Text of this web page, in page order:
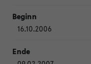
16.10.2006